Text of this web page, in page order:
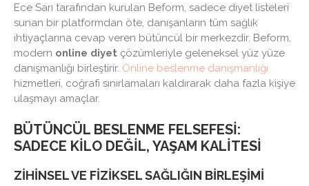
Ece Sarı tarafından kurulan Beform, sadece diyet listeleri
sunan bir platformdan öte, danışanların tüm sağlık
ihtiyaçlarına cevap veren bütüncül bir merkezdir. Beform,
modern online diyet çözümleriyle geleneksel yüz yüze
danışmanlığı birleştirir. Online beslenme danışmanlığı
hizmetleri, coğrafi sınırlamaları kaldırarak daha fazla kişiye
ulaşmayı amaçlar.
BÜTÜNCÜL BESLENME FELSEFESI:
SADECE KILO DEĞIL, YAŞAM KALITESI
ZIHINSEL VE FIZIKSEL SAĞLIĞIN BIRLEŞIMI